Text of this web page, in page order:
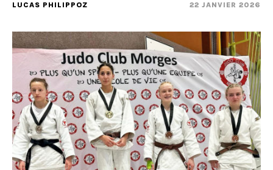
LUCAS PHILIPPOZ 22 JANVIER 2026